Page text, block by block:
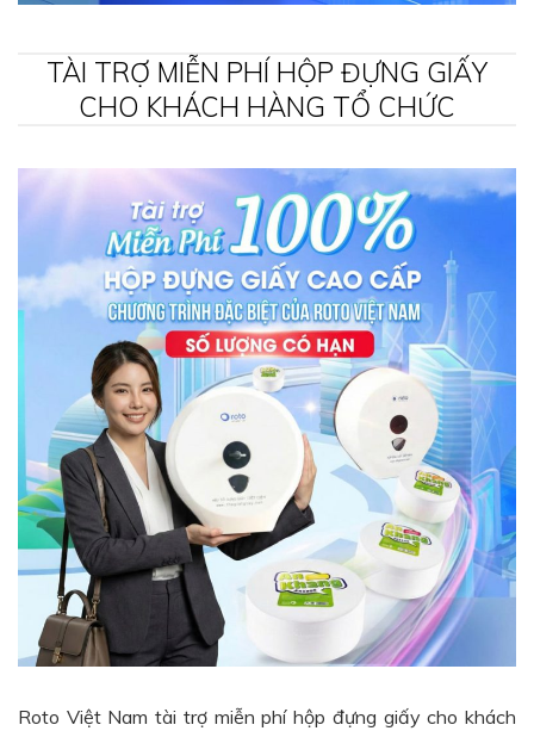
TÀI TRỢ MIỄN PHÍ HỘP ĐỰNG GIẤY
CHO KHÁCH HÀNG TỔ CHỨC
Roto Việt Nam tài trợ miễn phí hộp đựng giấy cho khách